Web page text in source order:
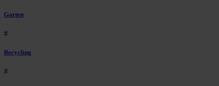
Garten
#
Recycling
#